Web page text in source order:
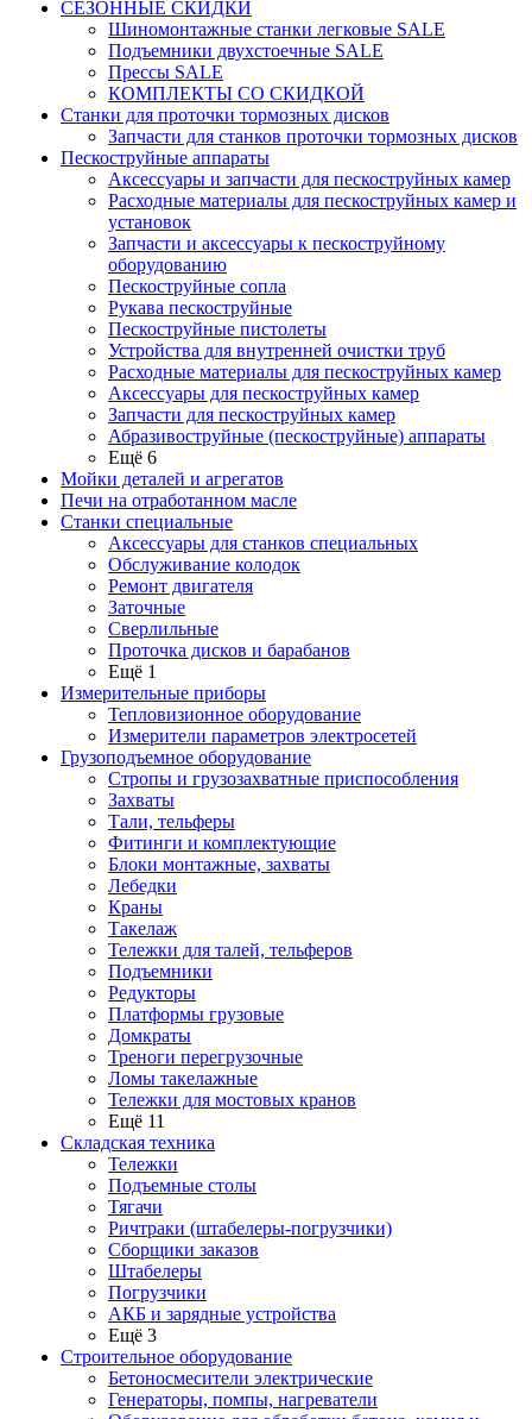
СЕЗОННЫЕ СКИДКИ
Шиномонтажные станки легковые SALE
Подъемники двухстоечные SALE
Прессы SALE
КОМПЛЕКТЫ СО СКИДКОЙ
Станки для проточки тормозных дисков
Запчасти для станков проточки тормозных дисков
Пескоструйные аппараты
Аксессуары и запчасти для пескоструйных камер
Расходные материалы для пескоструйных камер и
установок
Запчасти и аксессуары к пескоструйному
оборудованию
Пескоструйные сопла
Рукава пескоструйные
Пескоструйные пистолеты
Устройства для внутренней очистки труб
Расходные материалы для пескоструйных камер
Аксессуары для пескоструйных камер
Запчасти для пескоструйных камер
Абразивоструйные (пескоструйные) аппараты
Ещё 6
Мойки деталей и агрегатов
Печи на отработанном масле
Станки специальные
Аксессуары для станков специальных
Обслуживание колодок
Ремонт двигателя
Заточные
Сверлильные
Проточка дисков и барабанов
Ещё 1
Измерительные приборы
Тепловизионное оборудование
Измерители параметров электросетей
Грузоподъемное оборудование
Стропы и грузозахватные приспособления
Захваты
Тали, тельферы
Фитинги и комплектующие
Блоки монтажные, захваты
Лебедки
Краны
Такелаж
Тележки для талей, тельферов
Подъемники
Редукторы
Платформы грузовые
Домкраты
Треноги перегрузочные
Ломы такелажные
Тележки для мостовых кранов
Ещё 11
Складская техника
Тележки
Подъемные столы
Тягачи
Ричтраки (штабелеры-погрузчики)
Сборщики заказов
Штабелеры
Погрузчики
АКБ и зарядные устройства
Ещё 3
Строительное оборудование
Бетоносмесители электрические
Генераторы, помпы, нагреватели